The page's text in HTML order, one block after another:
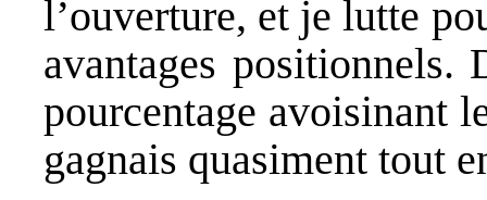
l’ouverture, et je lutte
avantages positionnels.
pourcentage avoisinant
gagnais quasiment tout